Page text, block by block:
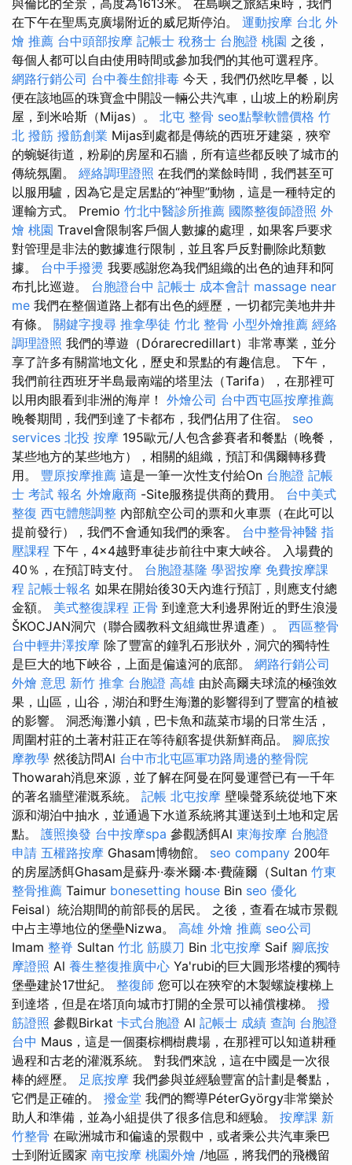
與倫比的全景，高度為1613米。 在島嶼之旅結束時，我們
在下午在聖馬克廣場附近的威尼斯停泊。 運動按摩 台北 外
燴 推薦 台中頭部按摩 記帳士 稅務士 台胞證 桃園 之後，
每個人都可以自由使用時間或參加我們的其他可選程序。
網路行銷公司 台中養生館排毒 今天，我們仍然吃早餐，以
便在該地區的珠寶盒中開設一輛公共汽車，山坡上的粉刷房
屋，到米哈斯（Mijas）。 北屯 整骨 seo點擊軟體價格 竹
北 撥筋 撥筋創業 Mijas到處都是傳統的西班牙建築，狹窄
的蜿蜒街道，粉刷的房屋和石牆，所有這些都反映了城市的
傳統氛圍。 經絡調理證照 在我們的業餘時間，我們甚至可
以服用驢，因為它是定居點的“神聖”動物，這是一種特定的
運輸方式。 Premio 竹北中醫診所推薦 國際整復師證照 外
燴 桃園 Travel會限制客戶個人數據的處理，如果客戶要求
對管理是非法的數據進行限制，並且客戶反對刪除此類數
據。 台中手撥燙 我要感謝您為我們組織的出色的迪拜和阿
布扎比巡遊。 台胞證台中 記帳士 成本會計 massage near
me 我們在整個道路上都有出色的經歷，一切都完美地井井
有條。 關鍵字搜尋 推拿學徒 竹北 整骨 小型外燴推薦 經絡
調理證照 我們的導遊（Dórarecredillart）非常專業，並分
享了許多有關當地文化，歷史和景點的有趣信息。 下午，
我們前往西班牙半島最南端的塔里法（Tarifa），在那裡可
以用肉眼看到非洲的海岸！ 外燴公司 台中西屯區按摩推薦
晚餐期間，我們到達了卡都布，我們佔用了住宿。 seo
services 北投 按摩 195歐元/人包含參賽者和餐點（晚餐，
某些地方的某些地方），相關的組織，預訂和偶爾轉移費
用。 豐原按摩推薦 這是一筆一次性支付給On 台胞證 記帳
士 考試 報名 外燴廠商 -Site服務提供商的費用。 台中美式
整復 西屯體態調整 內部航空公司的票和火車票（在此可以
提前發行），我們不會通知我們的乘客。 台中整骨神醫 指
壓課程 下午，4×4越野車徒步前往中東大峽谷。 入場費的
40％，在預訂時支付。 台胞證基隆 學習按摩 免費按摩課
程 記帳士報名 如果在開始後30天內進行預訂，則應支付總
金額。 美式整復課程 正骨 到達意大利邊界附近的野生浪漫
ŠKOCJAN洞穴（聯合國教科文組織世界遺產）。 西區整骨
台中輕井澤按摩 除了豐富的鐘乳石形狀外，洞穴的獨特性
是巨大的地下峽谷，上面是偏遠河的底部。 網路行銷公司
外燴 意思 新竹 推拿 台胞證 高雄 由於高爾夫球流的極強效
果，山區，山谷，湖泊和野生海灘的影響得到了豐富的植被
的影響。 洞悉海灘小鎮，巴卡魚和蔬菜市場的日常生活，
周圍村莊的土著村莊正在等待顧客提供新鮮商品。 腳底按
摩教學 然後訪問Al 台中市北屯區軍功路周邊的整骨院
Thowarah消息來源，並了解在阿曼在阿曼運營已有一千年
的著名牆壁灌溉系統。 記帳 北屯按摩 壁噪聲系統從地下來
源和湖泊中抽水，並通過下水道系統將其運送到土地和定居
點。 護照換發 台中按摩spa 參觀誘餌Al 東海按摩 台胞證
申請 五權路按摩 Ghasam博物館。 seo company 200年
的房屋誘餌Ghasam是蘇丹·泰米爾·本·費薩爾（Sultan 竹東
整骨推薦 Taimur bonesetting house Bin seo 優化
Feisal）統治期間的前部長的居民。 之後，查看在城市景觀
中占主導地位的堡壘Nizwa。 高雄 外燴 推薦 seo公司
Imam 整脊 Sultan 竹北 筋膜刀 Bin 北屯按摩 Saif 腳底按
摩證照 Al 養生整復推廣中心 Ya'rubi的巨大圓形塔樓的獨特
堡壘建於17世紀。 整復師 您可以在狹窄的木製螺旋樓梯上
到達塔，但是在塔頂向城市打開的全景可以補償樓梯。 撥
筋證照 參觀Birkat 卡式台胞證 Al 記帳士 成績 查詢 台胞證
台中 Maus，這是一個棗棕櫚樹農場，在那裡可以知道耕種
過程和古老的灌溉系統。 對我們來說，這在中國是一次很
棒的經歷。 足底按摩 我們參與並經驗豐富的計劃是餐點，
它們是正確的。 撥金堂 我們的嚮導PéterGyörgy非常樂於
助人和準備，並為小組提供了很多信息和經驗。 按摩課 新
竹整骨 在歐洲城市和偏遠的景觀中，或者乘公共汽車乘巴
士到附近國家 南屯按摩 桃園外燴 /地區，將我們的飛機留